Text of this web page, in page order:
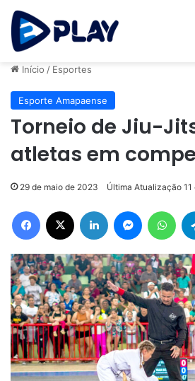
Início / Esportes
Esporte Amapaense
Torneio de Jiu-
atletas em
29 de maio de 2023 Última Atualização
Facebook Linkedin Messenger